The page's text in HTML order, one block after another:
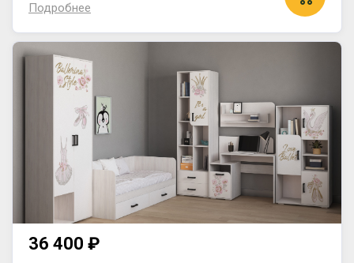
Подробнее
36 400 ₽